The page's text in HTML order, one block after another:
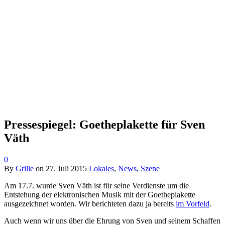
Pressespiegel: Goetheplakette für Sven
Väth
0
By Grille on 27. Juli 2015 Lokales, News, Szene
Am 17.7. wurde Sven Väth ist für seine Verdienste um die
Entstehung der elektronischen Musik mit der Goetheplakette
ausgezeichnet worden. Wir berichteten dazu ja bereits im Vorfeld.
Auch wenn wir uns über die Ehrung von Sven und seinem Schaffen